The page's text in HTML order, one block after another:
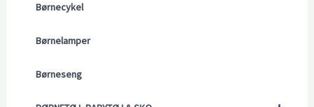
Børnecykel
Børnelamper
Børneseng